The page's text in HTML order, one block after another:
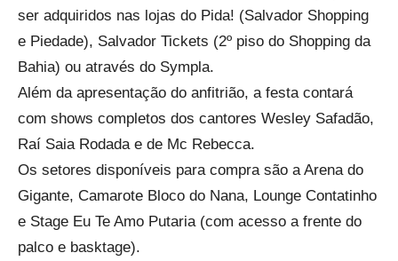
ser adquiridos nas lojas do Pida! (Salvador Shopping
e Piedade), Salvador Tickets (2º piso do Shopping da
Bahia) ou através do Sympla.
Além da apresentação do anfitrião, a festa contará
com shows completos dos cantores Wesley Safadão,
Raí Saia Rodada e de Mc Rebecca.
Os setores disponíveis para compra são a Arena do
Gigante, Camarote Bloco do Nana, Lounge Contatinho
e Stage Eu Te Amo Putaria (com acesso a frente do
palco e basktage).